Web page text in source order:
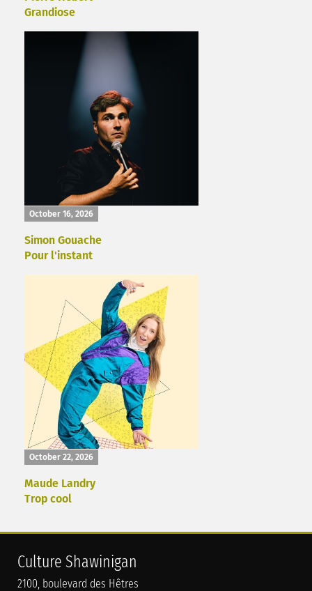
Grandiose
October 16, 2026
Simon Gouache
Pour l'instant
October 22, 2026
Maude Landry
Trop cool
Culture Shawinigan
2100, boulevard des Hêtres